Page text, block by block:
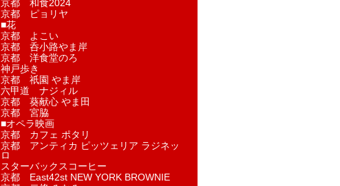
京都 和食2024
京都 ピョリヤ
■花
京都 よこい
京都 呑小路やま岸
京都 洋食堂のろ
神戸歩き
京都 祇園 やま岸
六甲道 ナジィル
京都 葵献心 やま田
京都 宮脇
■オペラ映画
京都 カフェ ポタリ
京都 アンティカ ピッツェリア ラジネッ
ロ
スターバックスコーヒー
京都 East42st NEW YORK BROWNIE